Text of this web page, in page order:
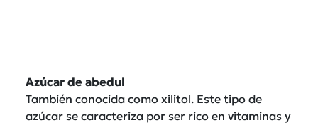
Azúcar de abedul
También conocida como xilitol. Este tipo de
azúcar se caracteriza por ser rico en vitaminas y